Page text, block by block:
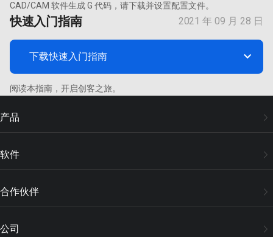
CAD/CAM 软件生成 G 代码，请下载并设置配置文件。
快速入门指南 2021 年 09 月 28 日
下载快速入门指南 
阅读本指南，开启创客之旅。
产品
软件
Snapmaker Luban
合作伙伴
公司